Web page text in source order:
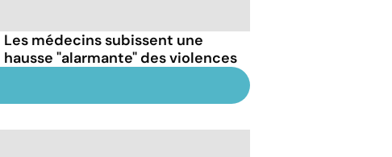
Les médecins subissent une
hausse "alarmante" des violences